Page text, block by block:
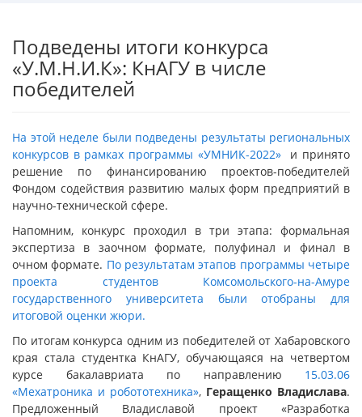
Подведены итоги конкурса
«У.М.Н.И.К»: КнАГУ в числе
победителей
На этой неделе были подведены результаты региональных
конкурсов в рамках программы «УМНИК-2022»
и принято
решение по финансированию проектов-победителей
Фондом содействия развитию малых форм предприятий в
научно-технической сфере.
Напомним, конкурс проходил в три этапа: формальная
экспертиза в заочном формате, полуфинал и финал в
очном формате. По результатам этапов программы четыре
проекта студентов Комсомольского-на-Амуре
государственного университета были отобраны для
итоговой оценки жюри.
По итогам конкурса одним из победителей от Хабаровского
края стала студентка КнАГУ, обучающаяся на четвертом
курсе бакалавриата по направлению 15.03.06
«Мехатроника и робототехника», Геращенко Владислава.
Предложенный Владиславой проект «Разработка